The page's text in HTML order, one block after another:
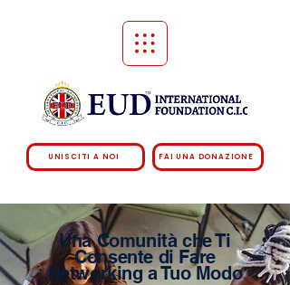
FAI UNA DONAZIONE
UNISCITI A NOI
Una Comunità che Ti
Consente di Fare
Networking a Tuo Modo